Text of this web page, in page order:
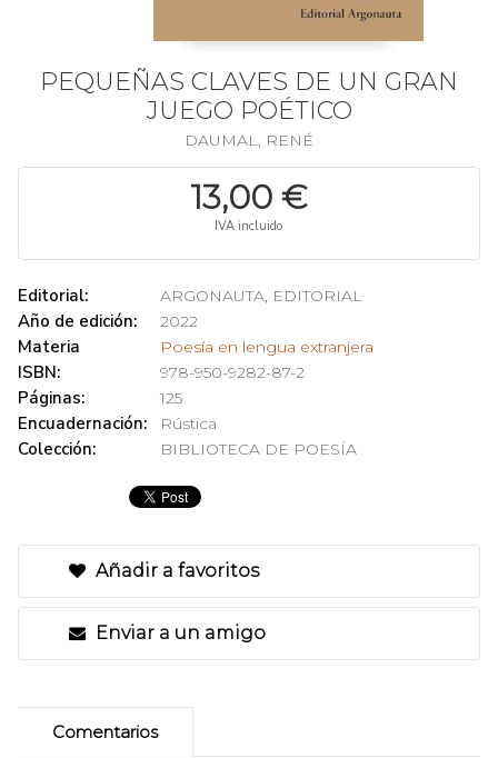
PEQUEÑAS CLAVES DE UN GRAN
JUEGO POÉTICO
DAUMAL, RENÉ
13,00 €
IVA incluido
Editorial: ARGONAUTA, EDITORIAL
Año de edición: 2022
Materia Poesía en lengua extranjera
ISBN: 978-950-9282-87-2
Páginas: 125
Encuadernación: Rústica
Colección: BIBLIOTECA DE POESÍA
Añadir a favoritos
Enviar a un amigo
Comentarios